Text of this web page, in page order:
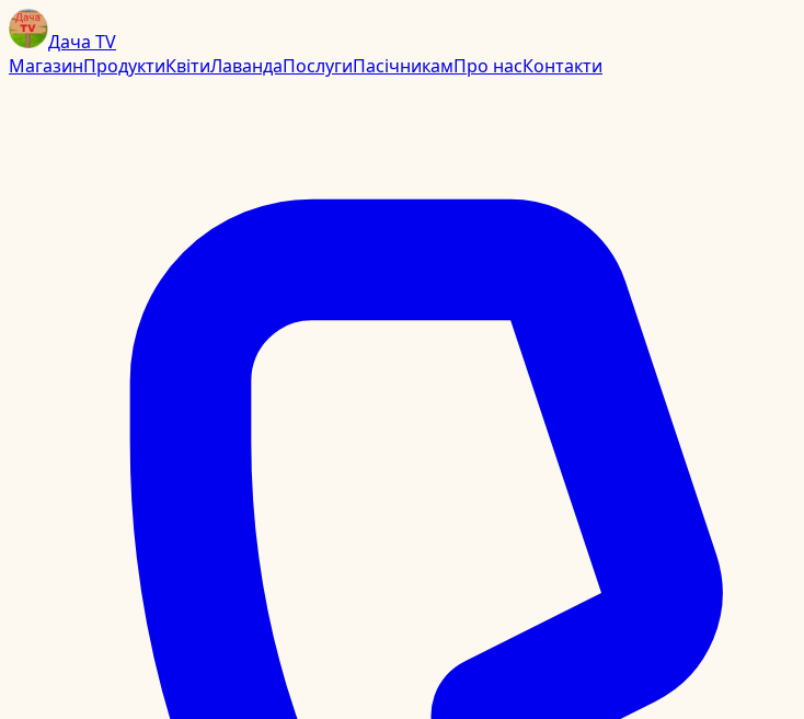
Дача TV
МагазинПродуктиКвітиЛавандаПослугиПасічникамПро насКонтакти